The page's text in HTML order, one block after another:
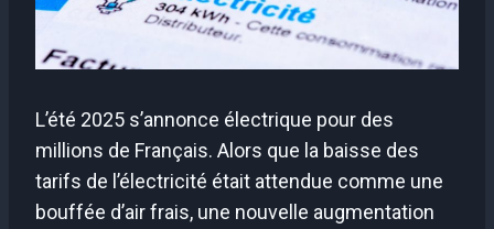
L’été 2025 s’annonce électrique pour des
millions de Français. Alors que la baisse des
tarifs de l’électricité était attendue comme une
bouffée d’air frais, une nouvelle augmentation